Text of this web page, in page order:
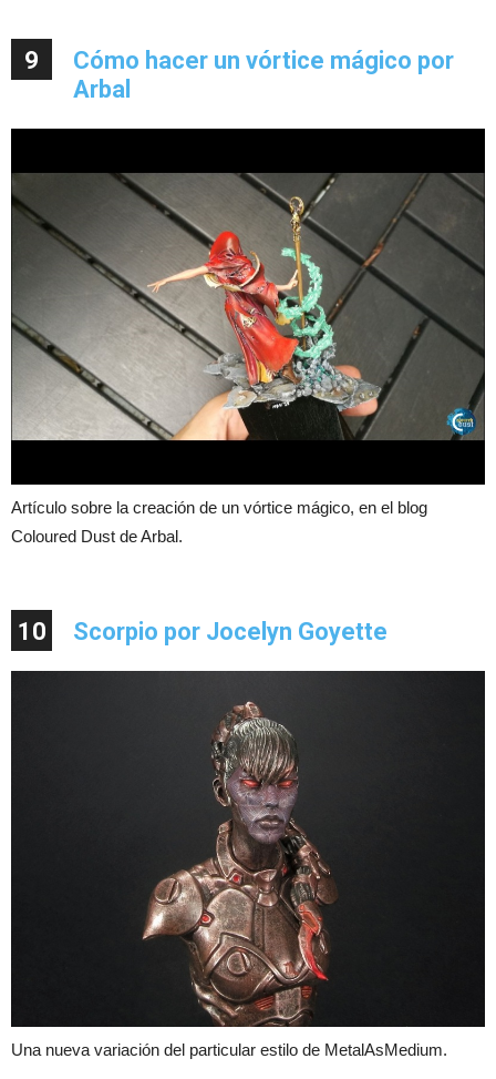
9
Cómo hacer un vórtice mágico por
Arbal
Artículo sobre la creación de un vórtice mágico, en el blog
Coloured Dust de Arbal.
10 Scorpio por Jocelyn Goyette
Una nueva variación del particular estilo de MetalAsMedium.